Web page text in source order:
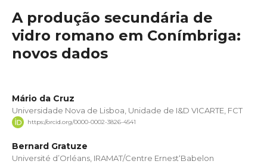
A produção secundária de
vidro romano em Conímbriga:
novos dados
Mário da Cruz
Universidade Nova de Lisboa, Unidade de I&D VICARTE, FCT
https://orcid.org/0000-0002-3826-4541
Bernard Gratuze
Université d’Orléans, IRAMAT/Centre Ernest‘Babelon